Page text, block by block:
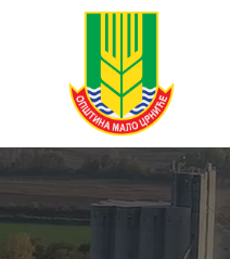
Живот
општини
Локална